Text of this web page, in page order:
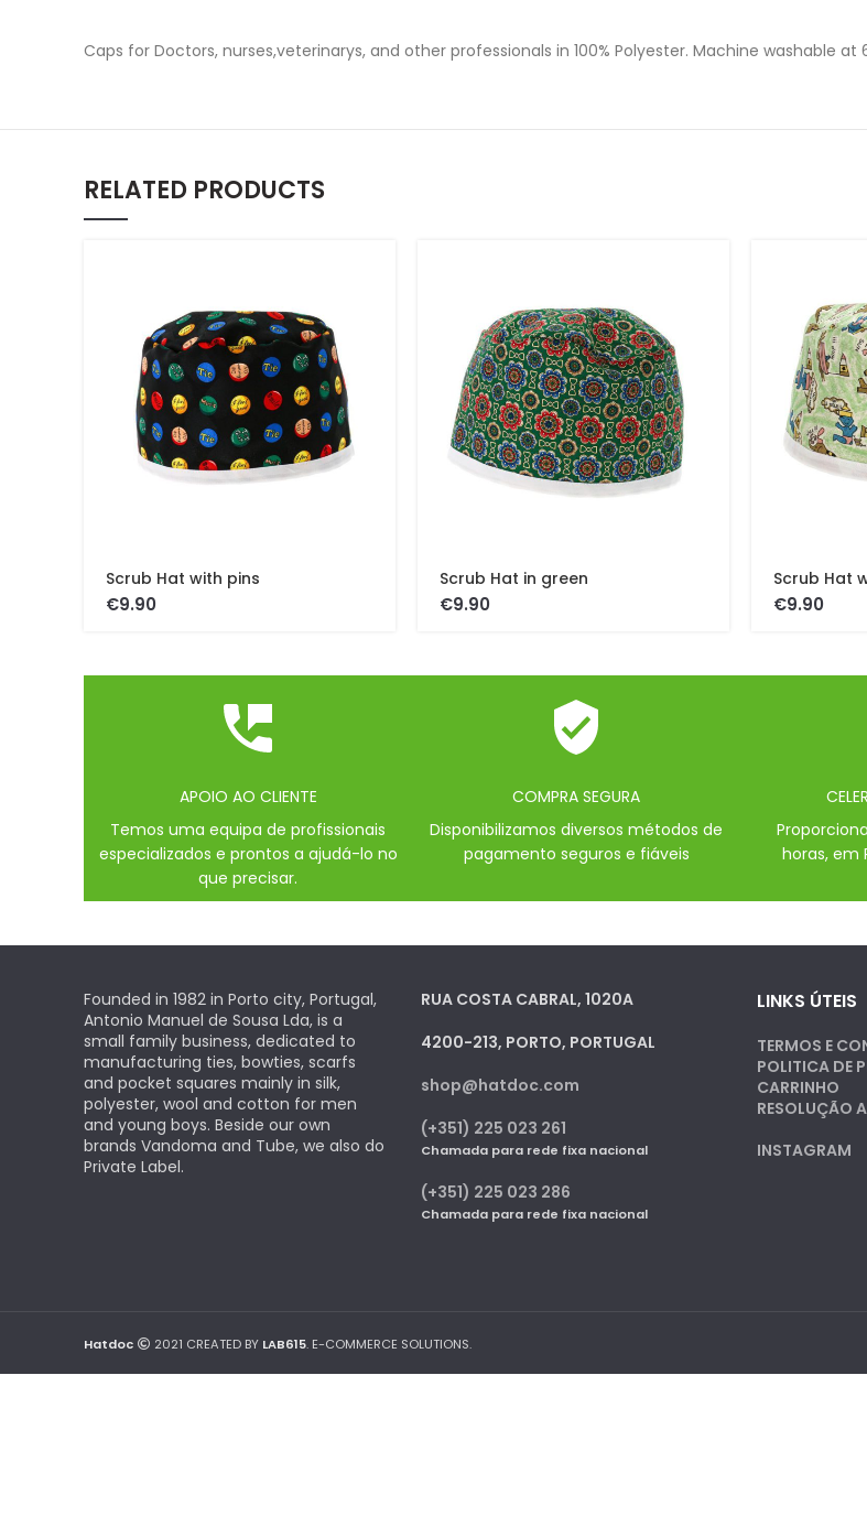
Caps for Doctors, nurses,veterinarys, and other professionals in 100% Polyester. Machine washable at
RELATED PRODUCTS
Scrub Hat with pins
€
Scrub Hat in green
€
Scrub Hat
€
APOIO AO CLIENTE
Temos uma equipa de profissionais
especializados e prontos a ajudá-lo no
que precisar.
COMPRA SEGURA
Disponibilizamos diversos métodos de
pagamento seguros e fiáveis
horas, em
Founded in 1982 in Porto city, Portugal,
Antonio Manuel de Sousa Lda, is a
small family business, dedicated to
manufacturing ties, bowties, scarfs
and pocket squares mainly in silk,
polyester, wool and cotton for men
and young boys. Beside our own
brands Vandoma and Tube, we also do
Private Label.
RUA COSTA CABRAL, 1020A
4200-213, PORTO, PORTUGAL
shop@hatdoc.com
(+351) 225 023 261
Chamada para rede fixa nacional
(+351) 225 023 286
Chamada para rede fixa nacional
LINKS ÚTEIS
TERMOS E
POLITICA DE
CARRINHO
RESOLUÇÃO
INSTAGRAM
Hatdoc 2021 CREATED BY LAB615. E-COMMERCE SOLUTIONS.